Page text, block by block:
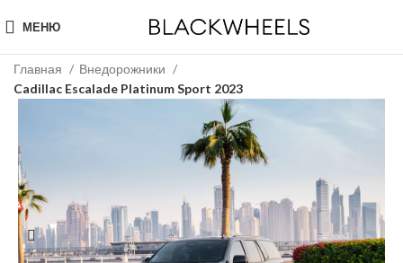
МЕНЮ
Главная
Внедорожники
Cadillac Escalade Platinum Sport 2023